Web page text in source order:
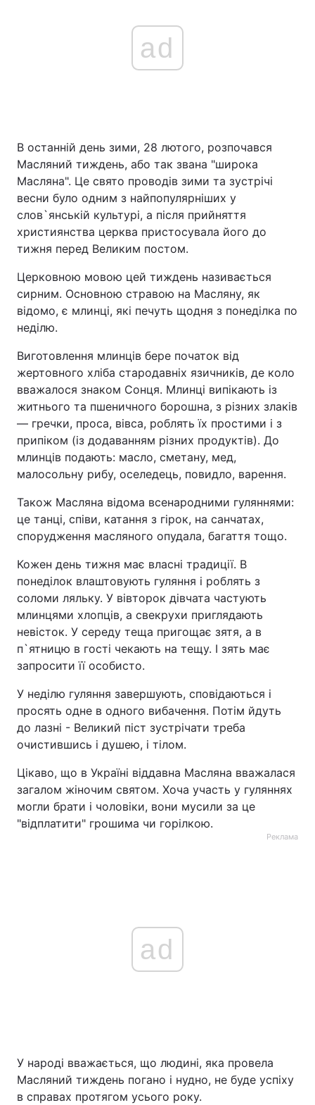
ad
В останній день зими, 28 лютого, розпочався
Масляний тиждень, або так звана "широка
Масляна". Це свято проводів зими та зустрічі
весни було одним з найпопулярніших у
слов`янській культурі, а після прийняття
християнства церква пристосувала його до
тижня перед Великим постом.
Церковною мовою цей тиждень називається
сирним. Основною стравою на Масляну, як
відомо, є млинці, які печуть щодня з понеділка по
неділю.
Виготовлення млинців бере початок від
жертовного хліба стародавніх язичників, де коло
вважалося знаком Сонця. Млинці випікають із
житнього та пшеничного борошна, з різних злаків
— гречки, проса, вівса, роблять їх простими і з
припіком (із додаванням різних продуктів). До
млинців подають: масло, сметану, мед,
малосольну рибу, оселедець, повидло, варення.
Також Масляна відома всенародними гуляннями:
це танці, співи, катання з гірок, на санчатах,
спорудження масляного опудала, багаття тощо.
Кожен день тижня має власні традиції. В
понеділок влаштовують гуляння і роблять з
соломи ляльку. У вівторок дівчата частують
млинцями хлопців, а свекрухи приглядають
невісток. У середу теща пригощає зятя, а в
п`ятницю в гості чекають на тещу. І зять має
запросити її особисто.
У неділю гуляння завершують, сповідаються і
просять одне в одного вибачення. Потім йдуть
до лазні - Великий піст зустрічати треба
очистившись і душею, і тілом.
Цікаво, що в Україні віддавна Масляна вважалася
загалом жіночим святом. Хоча участь у гуляннях
могли брати і чоловіки, вони мусили за це
"відплатити" грошима чи горілкою.
Реклама
ad
У народі вважається, що людині, яка провела
Масляний тиждень погано і нудно, не буде успіху
в справах протягом усього року.